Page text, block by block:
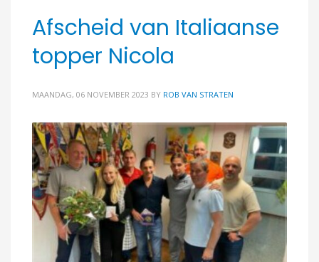
Afscheid van Italiaanse
topper Nicola
MAANDAG, 06 NOVEMBER 2023 BY ROB VAN STRATEN